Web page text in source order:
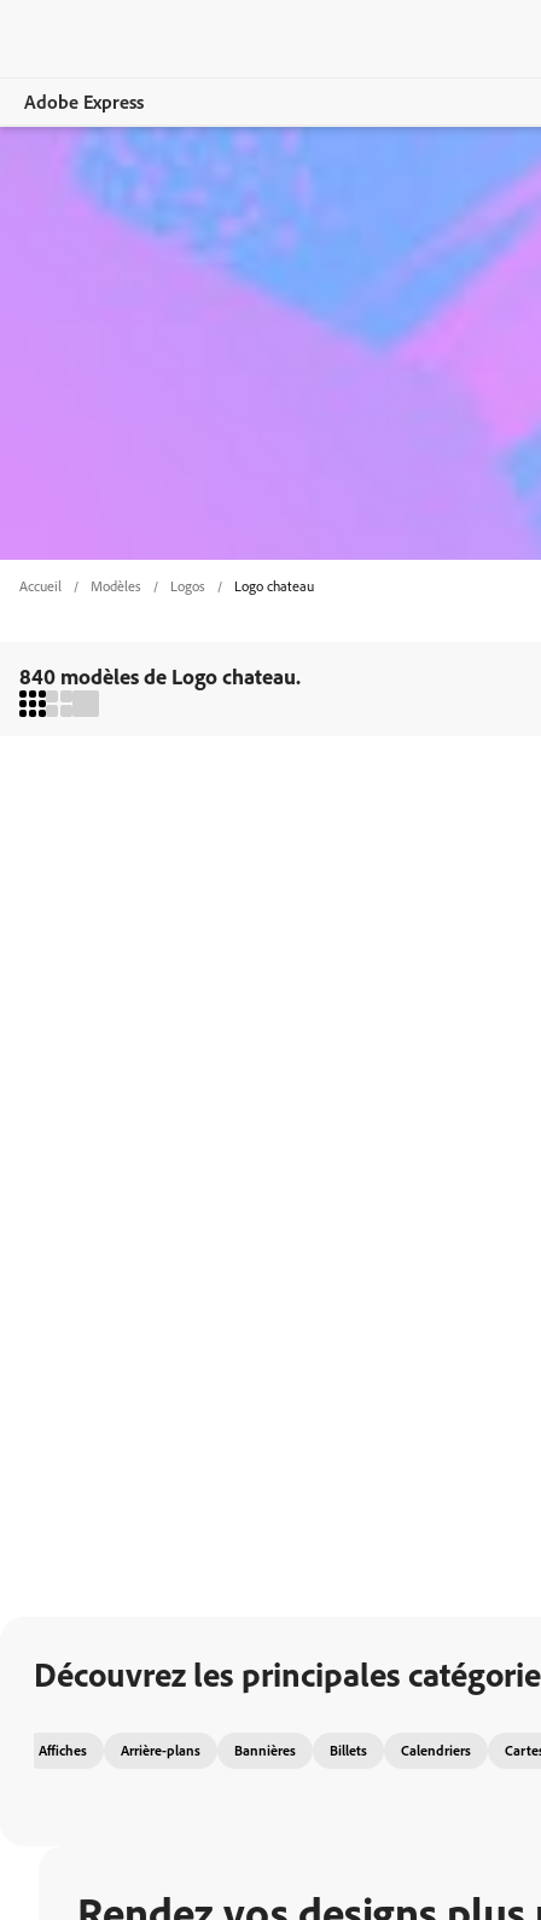
Adobe Express
Accueil Modèles Logos Logo chateau
840 modèles de Logo chateau.
Découvrez les principales
Affiches Arrière-plans Bannières Billets Calendriers